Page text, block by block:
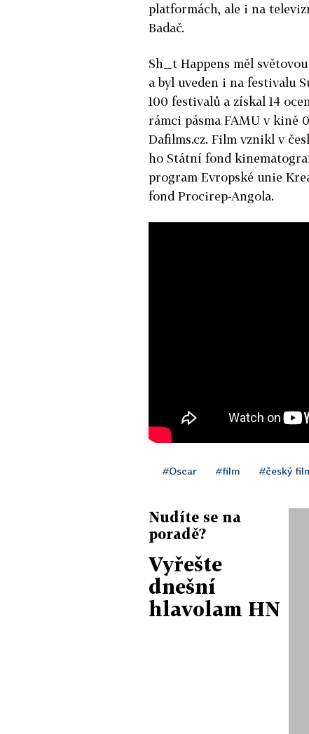
platformách, ale i na
Badač.
Sh_t Happens měl
a byl uveden i na festivalu
100 festivalů a získal 14
rámci pásma FAMU v kině
Dafilms.cz. Film vznikl v
ho Státní fond
program Evropské unie
fond Procirep-Angola.
#Oscar #film #český
Nudíte se na
poradě?
Vyřešte
dnešní
hlavolam HN